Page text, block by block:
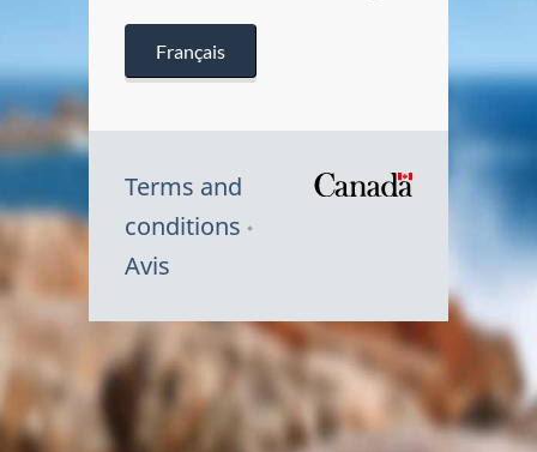
Français
Terms and
conditions
Avis
Symbole
du
Canada